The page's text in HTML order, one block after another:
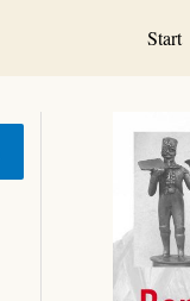
Start